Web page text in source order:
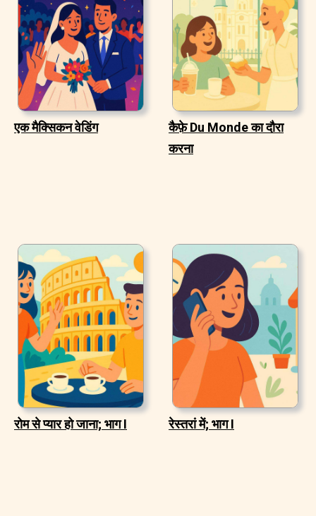
एक मैक्सिकन वेडिंग
कैफ़े Du Monde का दौरा
करना
रोम से प्यार हो जाना; भाग I रेस्तरां में; भाग I